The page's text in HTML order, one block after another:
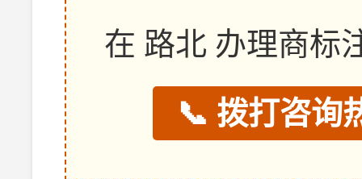
在 路北 办理商标
📞 拨打咨询